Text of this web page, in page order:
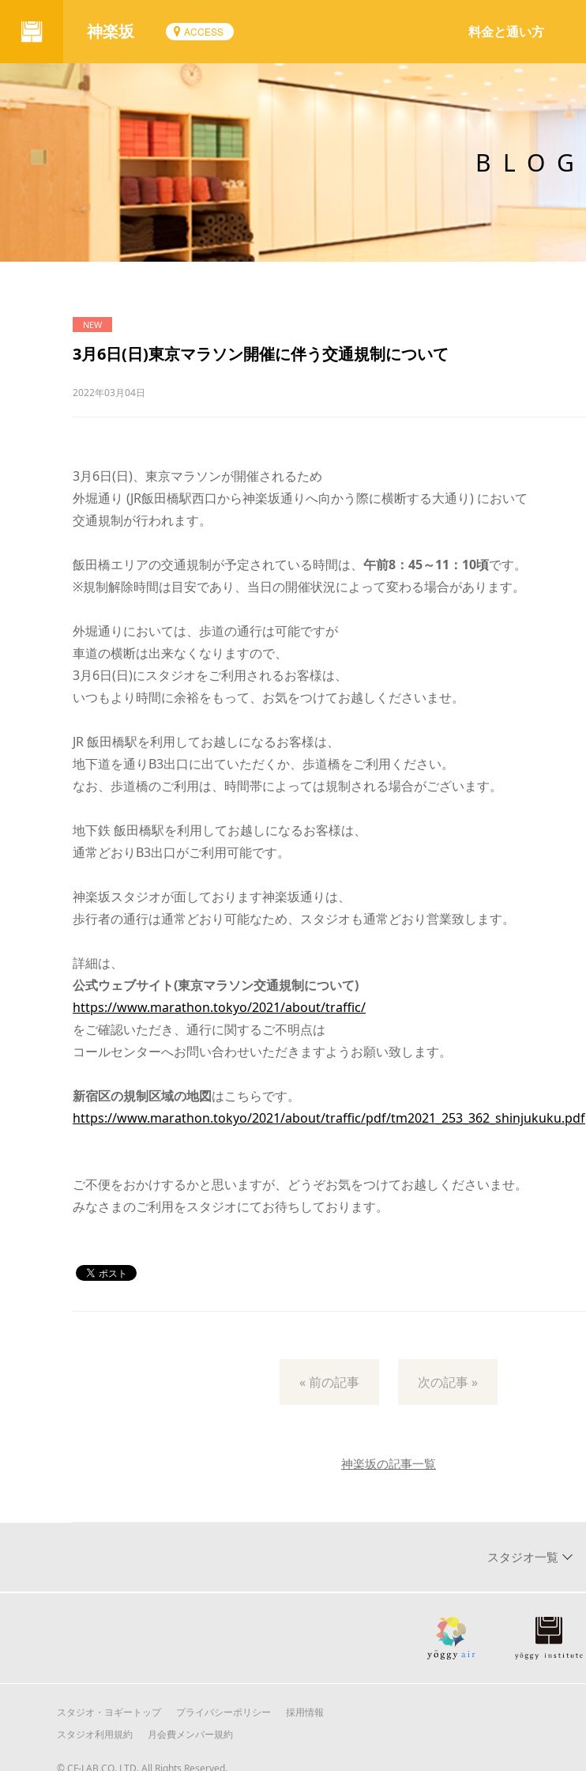
神楽坂 ACCESS 料金と通い方
BLOG
3月6日(日)東京マラソン開催に伴う交通規制について
2022年03月04日
3月6日(日)、東京マラソンが開催されるため
外堀通り (JR飯田橋駅西口から神楽坂通りへ向かう際に横断する大通り) において
交通規制が行われます。
飯田橋エリアの交通規制が予定されている時間は、 午前8：45～11：10頃です。
※規制解除時間は目安であり、当日の開催状況によって変わる場合があります。
外堀通りにおいては、歩道の通行は可能ですが
車道の横断は出来なくなりますので、
3月6日(日)にスタジオをご利用されるお客様は、
いつもより時間に余裕をもって、お気をつけてお越しくださいませ。
JR 飯田橋駅を利用してお越しになるお客様は、
地下道を通りB3出口に出ていただくか、歩道橋をご利用ください。
なお、歩道橋のご利用は、時間帯によっては規制される場合がございます。
地下鉄 飯田橋駅を利用してお越しになるお客様は、
通常どおりB3出口がご利用可能です。
神楽坂スタジオが面しております神楽坂通りは、
歩行者の通行は通常どおり可能なため、スタジオも通常どおり営業致します。
詳細は、
公式ウェブサイト(東京マラソン交通規制について)
https://www.marathon.tokyo/2021/about/traffic/
をご確認いただき、通行に関するご不明点は
コールセンターへお問い合わせいただきますようお願い致します。
新宿区の規制区域の地図はこちらです。
https://www.marathon.tokyo/2021/about/traffic/pdf/tm2021_253_362_shinjukuku.pdf
ご不便をおかけするかと思いますが、どうぞお気をつけてお越しくださいませ。
みなさまのご利用をスタジオにてお待ちしております。
« 前の記事 次の記事 »
神楽坂の記事一覧
スタジオ一覧
スタジオ・ヨギートップ プライバシーポリシー
採用情報
スタジオ利用規約
月会費メンバー規約
© CF-LAB CO.,LTD. All Rights Reserved.